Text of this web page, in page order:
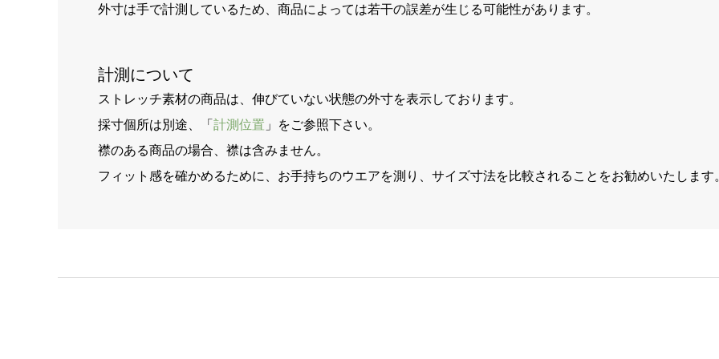
外寸は手で計測しているため、商品によっては若干の誤差が生じる可能性があります。
計測について
ストレッチ素材の商品は、伸びていない状態の外寸を表示しております。
採寸個所は別途、「 計測位置 」をご参照下さい。
襟のある商品の場合、襟は含みません。
フィット感を確かめるために、お手持ちのウエアを測り、サイズ寸法を比較されることをお勧めいたします